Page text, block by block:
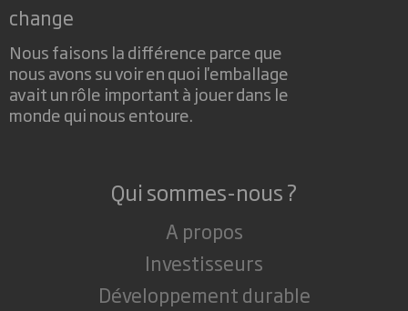
change
Nous faisons la différence parce que
nous avons su voir en quoi l'emballage
avait un rôle important à jouer dans le
monde qui nous entoure.
Qui sommes-nous ?
A propos
Investisseurs
Développement durable